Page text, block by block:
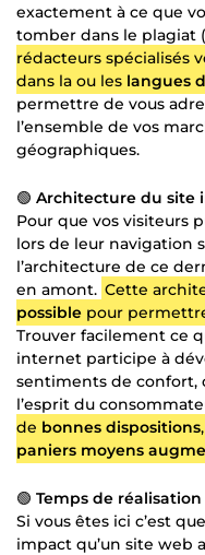
exactement à ce que
tomber dans le plagiat
rédacteurs spécialisés
dans la ou les langues
permettre de vous
l’ensemble de vos
géographiques.
🟢 Architecture du site
Pour que vos visiteurs
lors de leur navigation
l’architecture de ce
en amont. Cette
possible pour
Trouver facilement ce
internet participe à
sentiments de confort,
l’esprit du
de bonnes dispositions
paniers moyens
🟢 Temps de réalisation
Si vous êtes ici c’est
impact qu’un site web